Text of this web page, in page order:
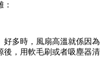
好多時，風扇高溫就係因為
後，用軟毛刷或者吸塵器清